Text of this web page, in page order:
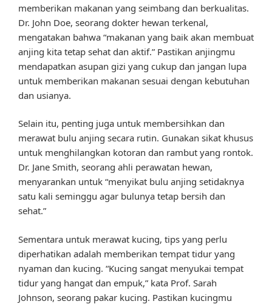
memberikan makanan yang seimbang dan berkualitas.
Dr. John Doe, seorang dokter hewan terkenal,
mengatakan bahwa “makanan yang baik akan membuat
anjing kita tetap sehat dan aktif.” Pastikan anjingmu
mendapatkan asupan gizi yang cukup dan jangan lupa
untuk memberikan makanan sesuai dengan kebutuhan
dan usianya.
Selain itu, penting juga untuk membersihkan dan
merawat bulu anjing secara rutin. Gunakan sikat khusus
untuk menghilangkan kotoran dan rambut yang rontok.
Dr. Jane Smith, seorang ahli perawatan hewan,
menyarankan untuk “menyikat bulu anjing setidaknya
satu kali seminggu agar bulunya tetap bersih dan
sehat.”
Sementara untuk merawat kucing, tips yang perlu
diperhatikan adalah memberikan tempat tidur yang
nyaman dan kucing. “Kucing sangat menyukai tempat
tidur yang hangat dan empuk,” kata Prof. Sarah
Johnson, seorang pakar kucing. Pastikan kucingmu